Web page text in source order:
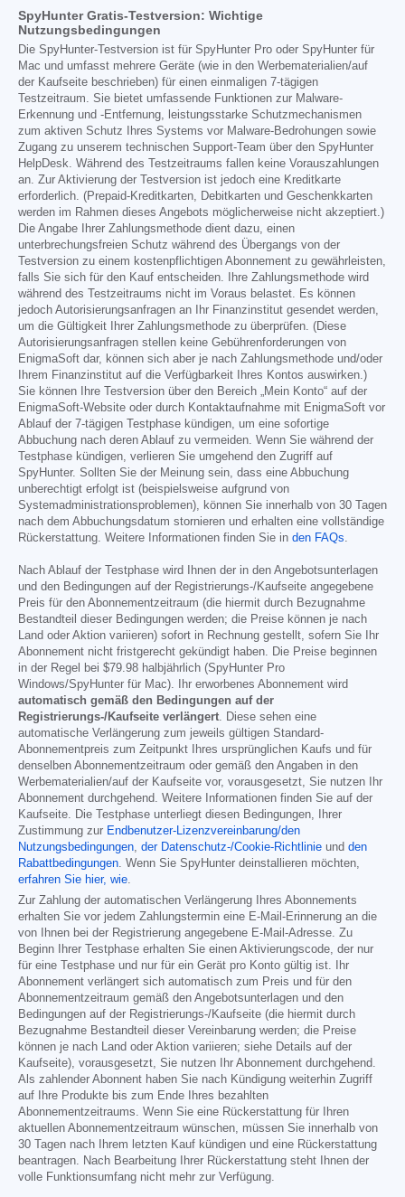
SpyHunter Gratis-Testversion: Wichtige
Nutzungsbedingungen
Die SpyHunter-Testversion ist für SpyHunter Pro oder SpyHunter für
Mac und umfasst mehrere Geräte (wie in den Werbematerialien/auf
der Kaufseite beschrieben) für einen einmaligen 7-tägigen
Testzeitraum. Sie bietet umfassende Funktionen zur Malware-
Erkennung und -Entfernung, leistungsstarke Schutzmechanismen
zum aktiven Schutz Ihres Systems vor Malware-Bedrohungen sowie
Zugang zu unserem technischen Support-Team über den SpyHunter
HelpDesk. Während des Testzeitraums fallen keine Vorauszahlungen
an. Zur Aktivierung der Testversion ist jedoch eine Kreditkarte
erforderlich. (Prepaid-Kreditkarten, Debitkarten und Geschenkkarten
werden im Rahmen dieses Angebots möglicherweise nicht akzeptiert.)
Die Angabe Ihrer Zahlungsmethode dient dazu, einen
unterbrechungsfreien Schutz während des Übergangs von der
Testversion zu einem kostenpflichtigen Abonnement zu gewährleisten,
falls Sie sich für den Kauf entscheiden. Ihre Zahlungsmethode wird
während des Testzeitraums nicht im Voraus belastet. Es können
jedoch Autorisierungsanfragen an Ihr Finanzinstitut gesendet werden,
um die Gültigkeit Ihrer Zahlungsmethode zu überprüfen. (Diese
Autorisierungsanfragen stellen keine Gebührenforderungen von
EnigmaSoft dar, können sich aber je nach Zahlungsmethode und/oder
Ihrem Finanzinstitut auf die Verfügbarkeit Ihres Kontos auswirken.)
Sie können Ihre Testversion über den Bereich „Mein Konto“ auf der
EnigmaSoft-Website oder durch Kontaktaufnahme mit EnigmaSoft vor
Ablauf der 7-tägigen Testphase kündigen, um eine sofortige
Abbuchung nach deren Ablauf zu vermeiden. Wenn Sie während der
Testphase kündigen, verlieren Sie umgehend den Zugriff auf
SpyHunter. Sollten Sie der Meinung sein, dass eine Abbuchung
unberechtigt erfolgt ist (beispielsweise aufgrund von
Systemadministrationsproblemen), können Sie innerhalb von 30 Tagen
nach dem Abbuchungsdatum stornieren und erhalten eine vollständige
Rückerstattung. Weitere Informationen finden Sie in den FAQs.
Nach Ablauf der Testphase wird Ihnen der in den Angebotsunterlagen
und den Bedingungen auf der Registrierungs-/Kaufseite angegebene
Preis für den Abonnementzeitraum (die hiermit durch Bezugnahme
Bestandteil dieser Bedingungen werden; die Preise können je nach
Land oder Aktion variieren) sofort in Rechnung gestellt, sofern Sie Ihr
Abonnement nicht fristgerecht gekündigt haben. Die Preise beginnen
in der Regel bei $79.98 halbjährlich (SpyHunter Pro
Windows/SpyHunter für Mac). Ihr erworbenes Abonnement wird
automatisch gemäß den Bedingungen auf der
Registrierungs-/Kaufseite verlängert. Diese sehen eine
automatische Verlängerung zum jeweils gültigen Standard-
Abonnementpreis zum Zeitpunkt Ihres ursprünglichen Kaufs und für
denselben Abonnementzeitraum oder gemäß den Angaben in den
Werbematerialien/auf der Kaufseite vor, vorausgesetzt, Sie nutzen Ihr
Abonnement durchgehend. Weitere Informationen finden Sie auf der
Kaufseite. Die Testphase unterliegt diesen Bedingungen, Ihrer
Zustimmung zur Endbenutzer-Lizenzvereinbarung/den
Nutzungsbedingungen, der Datenschutz-/Cookie-Richtlinie und den
Rabattbedingungen. Wenn Sie SpyHunter deinstallieren möchten,
erfahren Sie hier, wie.
Zur Zahlung der automatischen Verlängerung Ihres Abonnements
erhalten Sie vor jedem Zahlungstermin eine E-Mail-Erinnerung an die
von Ihnen bei der Registrierung angegebene E-Mail-Adresse. Zu
Beginn Ihrer Testphase erhalten Sie einen Aktivierungscode, der nur
für eine Testphase und nur für ein Gerät pro Konto gültig ist. Ihr
Abonnement verlängert sich automatisch zum Preis und für den
Abonnementzeitraum gemäß den Angebotsunterlagen und den
Bedingungen auf der Registrierungs-/Kaufseite (die hiermit durch
Bezugnahme Bestandteil dieser Vereinbarung werden; die Preise
können je nach Land oder Aktion variieren; siehe Details auf der
Kaufseite), vorausgesetzt, Sie nutzen Ihr Abonnement durchgehend.
Als zahlender Abonnent haben Sie nach Kündigung weiterhin Zugriff
auf Ihre Produkte bis zum Ende Ihres bezahlten
Abonnementzeitraums. Wenn Sie eine Rückerstattung für Ihren
aktuellen Abonnementzeitraum wünschen, müssen Sie innerhalb von
30 Tagen nach Ihrem letzten Kauf kündigen und eine Rückerstattung
beantragen. Nach Bearbeitung Ihrer Rückerstattung steht Ihnen der
volle Funktionsumfang nicht mehr zur Verfügung.